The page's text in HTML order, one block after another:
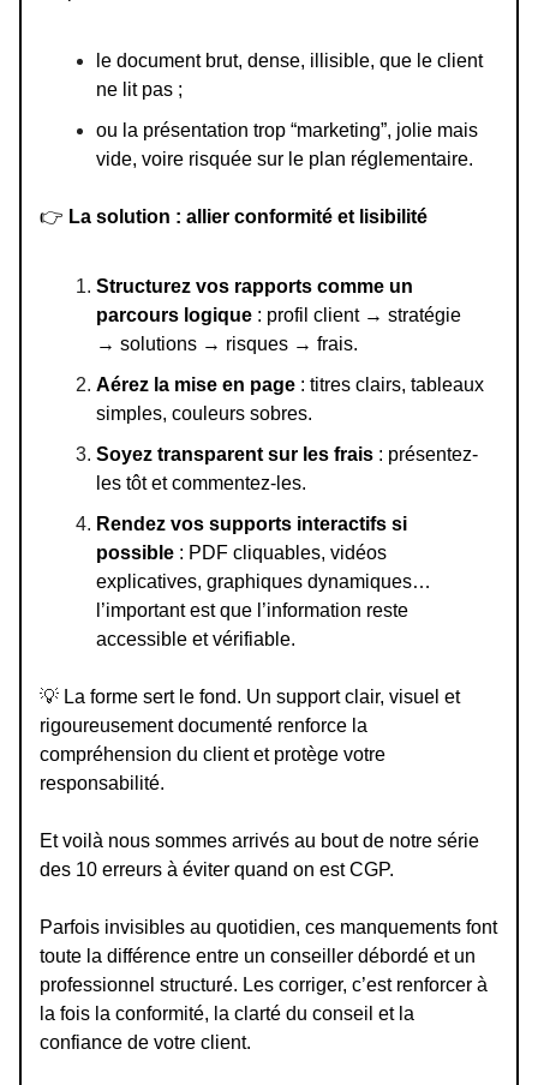
le document brut, dense, illisible, que le client
ne lit pas ;
ou la présentation trop “marketing”, jolie mais
vide, voire risquée sur le plan réglementaire.
👉 La solution : allier conformité et lisibilité
Structurez vos rapports comme un
parcours logique : profil client → stratégie
→ solutions → risques → frais.
Aérez la mise en page : titres clairs, tableaux
simples, couleurs sobres.
Soyez transparent sur les frais : présentez-
les tôt et commentez-les.
Rendez vos supports interactifs si
possible : PDF cliquables, vidéos
explicatives, graphiques dynamiques…
l’important est que l’information reste
accessible et vérifiable.
💡 La forme sert le fond. Un support clair, visuel et
rigoureusement documenté renforce la
compréhension du client et protège votre
responsabilité.
Et voilà nous sommes arrivés au bout de notre série
des 10 erreurs à éviter quand on est CGP.
Parfois invisibles au quotidien, ces manquements font
toute la différence entre un conseiller débordé et un
professionnel structuré. Les corriger, c’est renforcer à
la fois la conformité, la clarté du conseil et la
confiance de votre client.